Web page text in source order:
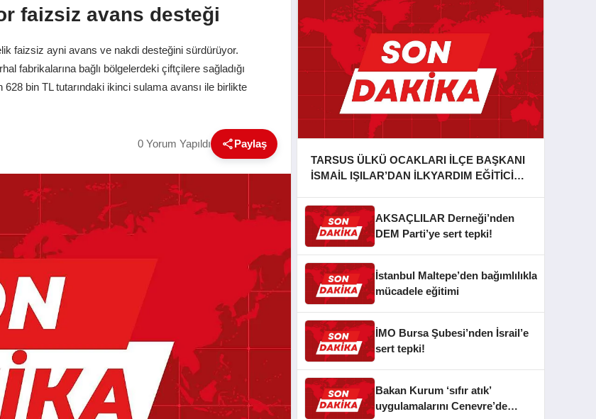
faizsiz avans desteği
faizsiz ayni avans ve nakdi desteğini sürdürüyor.
fabrikalarına bağlı bölgelerdeki çiftçilere sağladığı
bin TL tutarındaki ikinci sulama avansı ile birlikte
0 Yorum Yapıldı Paylaş
TARSUS ÜLKÜ OCAKLARI İLÇE BAŞKANI
İSMAİL IŞILAR’DAN İLKYARDIM EĞİTİCİ
AKSAÇLILAR Derneği’nden
DEM Parti’ye sert tepki!
İstanbul Maltepe’den bağımlılıkla
mücadele eğitimi
İMO Bursa Şubesi’nden İsrail’e
sert tepki!
Bakan Kurum ‘sıfır atık’
uygulamalarını Cenevre’de